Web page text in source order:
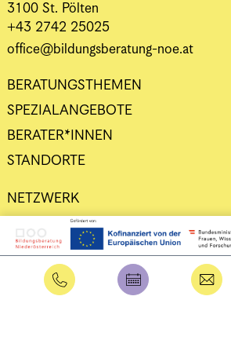
3100 St. Pölten
+43 2742 25025
office@bildungsberatung-noe.at
BERATUNGSTHEMEN
SPEZIALANGEBOTE
BERATER*INNEN
STANDORTE
NETZWERK
DATENSCHUTZ
IMPRESSUM